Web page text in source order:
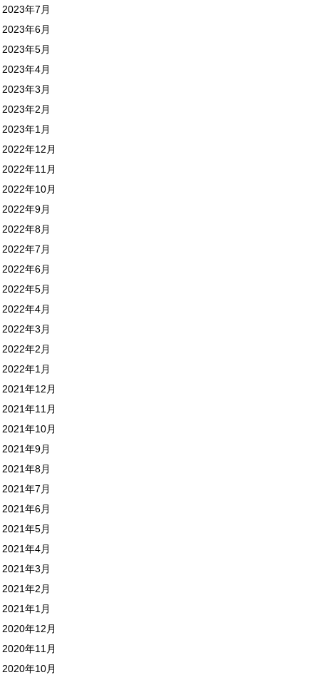
2023年7月
2023年6月
2023年5月
2023年4月
2023年3月
2023年2月
2023年1月
2022年12月
2022年11月
2022年10月
2022年9月
2022年8月
2022年7月
2022年6月
2022年5月
2022年4月
2022年3月
2022年2月
2022年1月
2021年12月
2021年11月
2021年10月
2021年9月
2021年8月
2021年7月
2021年6月
2021年5月
2021年4月
2021年3月
2021年2月
2021年1月
2020年12月
2020年11月
2020年10月